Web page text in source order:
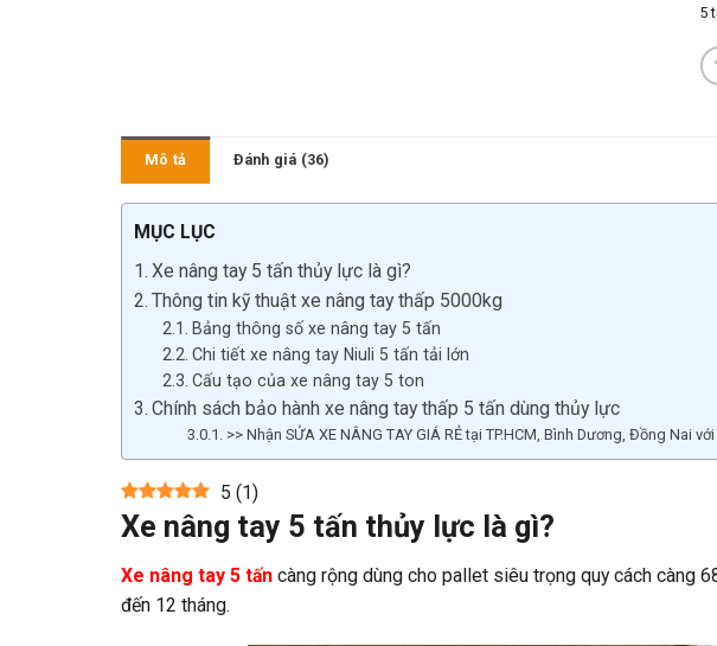
5
Mô tả Đánh giá (36)
MỤC LỤC
Xe nâng tay 5 tấn thủy lực là gì?
Thông tin kỹ thuật xe nâng tay thấp 5000kg
Bảng thông số xe nâng tay 5 tấn
Chi tiết xe nâng tay Niuli 5 tấn tải lớn
Cấu tạo của xe nâng tay 5 ton
Chính sách bảo hành xe nâng tay thấp 5 tấn dùng thủy lực
>> Nhận SỬA XE NÂNG TAY GIÁ RẺ tại TP.HCM, Bình Dương, Đồng Nai
5 (1)
Xe nâng tay 5 tấn thủy lực là gì?
Xe nâng tay 5 tấn càng rộng dùng cho pallet siêu trọng quy cách càng
đến 12 tháng.